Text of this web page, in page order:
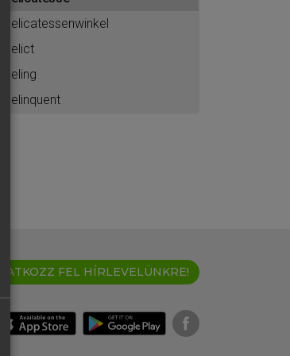
delicatessenwinkel
delict
deling
delinquent
IRATKOZZ FEL HÍRLEVELÜNKRE!